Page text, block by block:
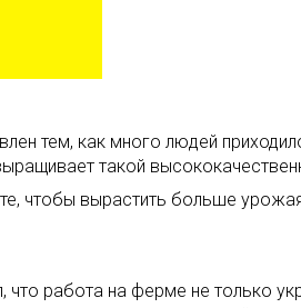
тем, как много людей
такой
чтобы вырастить больше
работа на ферме не только